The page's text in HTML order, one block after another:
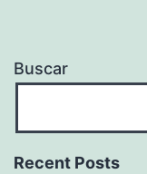
Buscar
Recent Posts